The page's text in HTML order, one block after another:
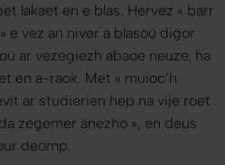
lakaet en e blas. Hervez « barr
» e vez an niver a blasoù digor
ar vezegiezh abaoe neuze, ha
en a-raok. Met « muioc’h
ar studierien hep na vije roet
zegemer anezho», en deus
deomp.